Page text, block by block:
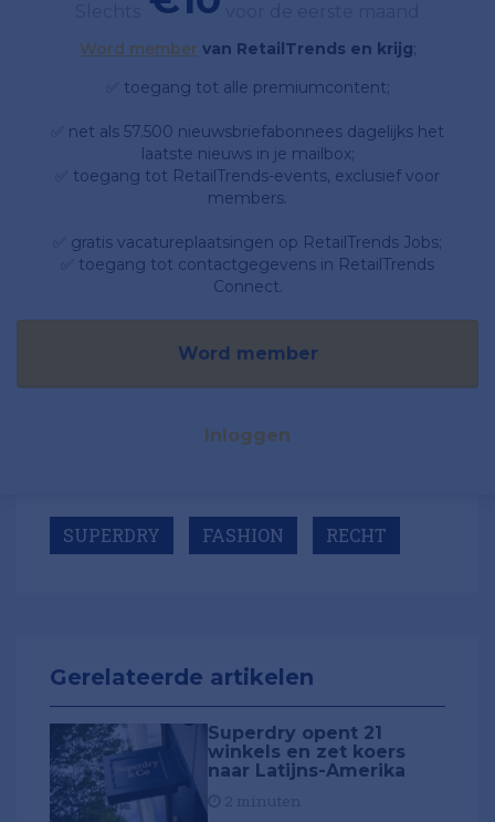
Word member van RetailTrends en krijg;
✅ toegang tot alle premiumcontent;
✅ net als 57.500 nieuwsbriefabonnees dagelijks het
laatste nieuws in je mailbox;
✅ toegang tot RetailTrends-events, exclusief voor
members.
✅ gratis vacatureplaatsingen op RetailTrends Jobs;
✅ toegang tot contactgegevens in RetailTrends
Connect.
Word member
Inloggen
SUPERDRY FASHION RECHT
Gerelateerde artikelen
Superdry opent 21
winkels en zet koers
naar Latijns-Amerika